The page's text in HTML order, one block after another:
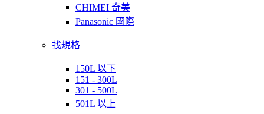
CHIMEI 奇美
Panasonic 國際
找規格
150L 以下
151 - 300L
301 - 500L
501L 以上